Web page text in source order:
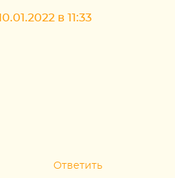
в 11:33
Ответить